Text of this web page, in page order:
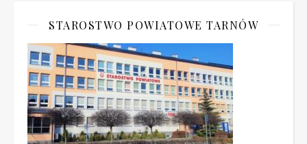
STAROSTWO POWIATOWE TARNÓW